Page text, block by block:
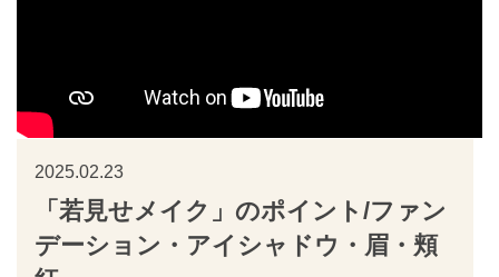
2025.02.23
「若見せメイク」のポイント/ファン
デーション・アイシャドウ・眉・頬